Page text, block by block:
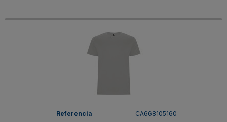
CA668105160